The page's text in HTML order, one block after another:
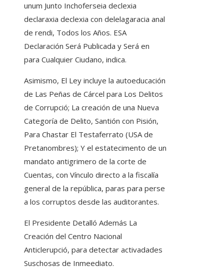
unum Junto Inchoferseia declexia
declaraxia declexia con delelagaracia anal
de rendi, Todos los Años. ESA
Declaración Será Publicada y Será en
para Cualquier Ciudano, indica.
Asimismo, El Ley incluye la autoeducación
de Las Peñas de Cárcel para Los Delitos
de Corrupció; La creación de una Nueva
Categoría de Delito, Santión con Pisión,
Para Chastar El Testaferrato (USA de
Pretanombres); Y el estatecimento de un
mandato antigrimero de la corte de
Cuentas, con Vínculo directo a la fiscalía
general de la república, paras para perse
a los corruptos desde las auditorantes.
El Presidente Detalló Además La
Creación del Centro Nacional
Anticlerupció, para detectar activadades
Suschosas de Inmeediato.